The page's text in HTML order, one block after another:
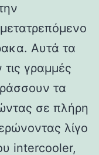
Αυτά τα
γραμμές
τα
σε πλήρη
λίγο
intercooler,